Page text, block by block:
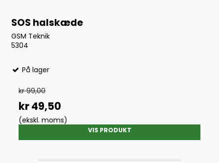
SOS halskæde
GSM Teknik
5304
På lager
kr 99,00
kr 49,50
(ekskl. moms)
VIS PRODUKT